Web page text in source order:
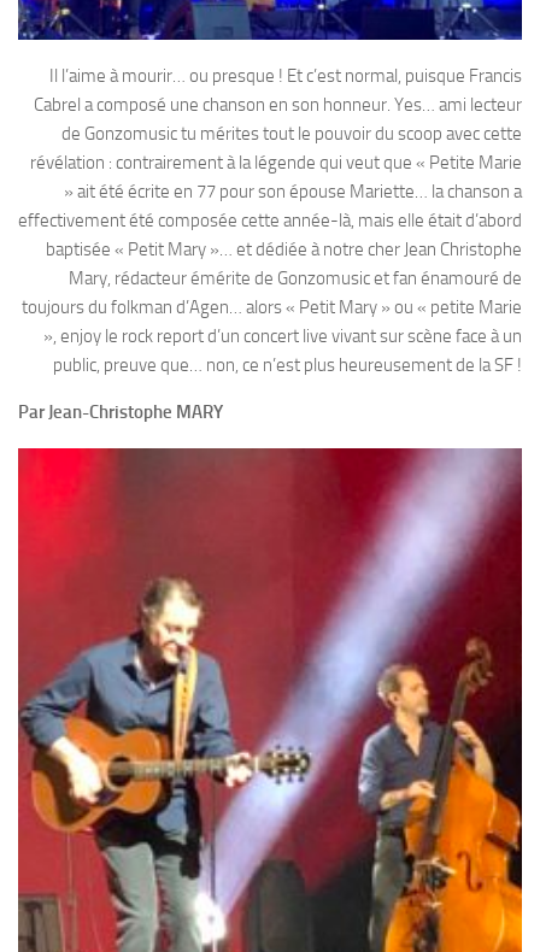
Il l’aime à mourir… ou presque ! Et c’est normal, puisque Francis
Cabrel a composé une chanson en son honneur. Yes… ami lecteur
de Gonzomusic tu mérites tout le pouvoir du scoop avec cette
révélation : contrairement à la légende qui veut que « Petite Marie
» ait été écrite en 77 pour son épouse Mariette… la chanson a
effectivement été composée cette année-là, mais elle était d’abord
baptisée « Petit Mary »… et dédiée à notre cher Jean Christophe
Mary, rédacteur émérite de Gonzomusic et fan énamouré de
toujours du folkman d’Agen… alors « Petit Mary » ou « petite Marie
», enjoy le rock report d’un concert live vivant sur scène face à un
public, preuve que… non, ce n’est plus heureusement de la SF !
Par Jean-Christophe MARY